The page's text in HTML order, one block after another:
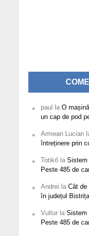
paul la O
un cap de pod
Armean Lucian
întreținere prin
Totikőla Sistem
Peste 485 de
Andrei la Cât de
în județul
Vulturla Sistem
Peste 485 de